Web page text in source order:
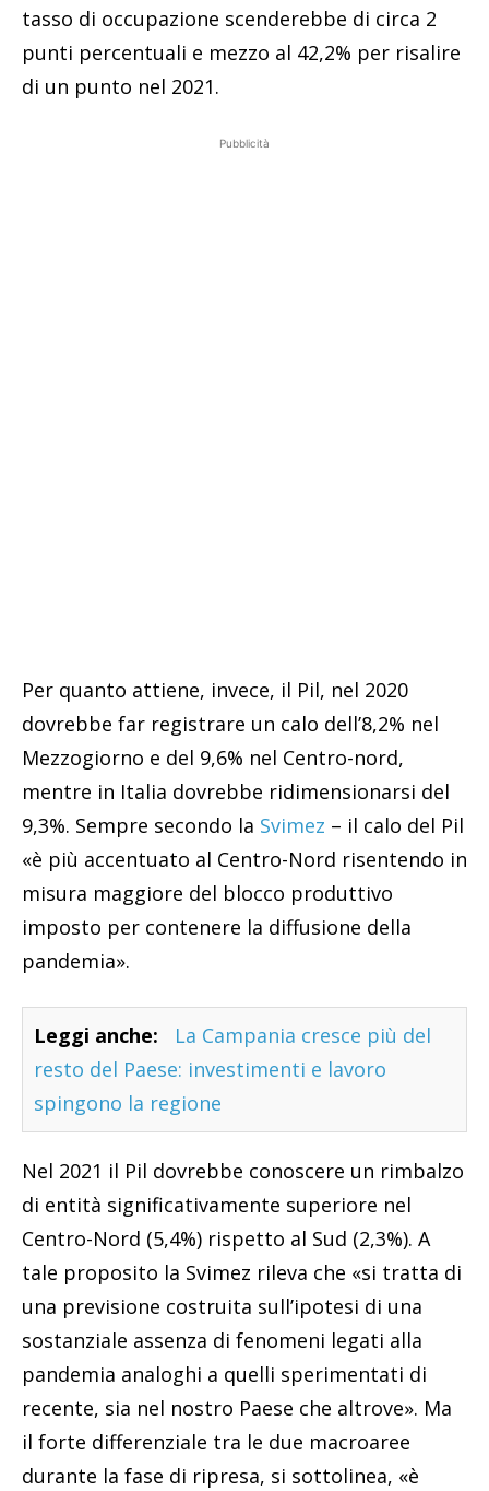
tasso di occupazione scenderebbe di circa 2
punti percentuali e mezzo al 42,2% per risalire
di un punto nel 2021.
Pubblicità
Per quanto attiene, invece, il Pil, nel 2020
dovrebbe far registrare un calo dell’8,2% nel
Mezzogiorno e del 9,6% nel Centro-nord,
mentre in Italia dovrebbe ridimensionarsi del
9,3%. Sempre secondo la Svimez – il calo del Pil
«è più accentuato al Centro-Nord risentendo in
misura maggiore del blocco produttivo
imposto per contenere la diffusione della
pandemia».
Leggi anche:
La Campania cresce più del
resto del Paese: investimenti e lavoro
spingono la regione
Nel 2021 il Pil dovrebbe conoscere un rimbalzo
di entità significativamente superiore nel
Centro-Nord (5,4%) rispetto al Sud (2,3%). A
tale proposito la Svimez rileva che «si tratta di
una previsione costruita sull’ipotesi di una
sostanziale assenza di fenomeni legati alla
pandemia analoghi a quelli sperimentati di
recente, sia nel nostro Paese che altrove». Ma
il forte differenziale tra le due macroaree
durante la fase di ripresa, si sottolinea, «è